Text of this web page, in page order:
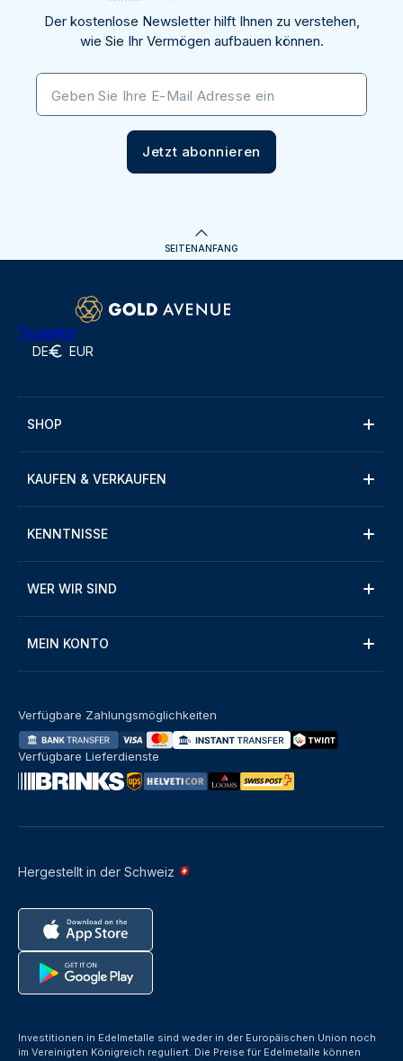
Der kostenlose Newsletter hilft Ihnen zu verstehen,
wie Sie Ihr Vermögen aufbauen können.
Geben Sie Ihre E-Mail Adresse ein
Jetzt abonnieren
SEITENANFANG
Trustpilot
DE EUR
SHOP
KAUFEN & VERKAUFEN
KENNTNISSE
WER WIR SIND
MEIN KONTO
Hergestellt in der Schweiz
Verfügbare Zahlungsmöglichkeiten
Verfügbare Lieferdienste
Investitionen in Edelmetalle sind weder in der Europäischen Union noch
im Vereinigten Königreich reguliert. Die Preise für Edelmetalle können